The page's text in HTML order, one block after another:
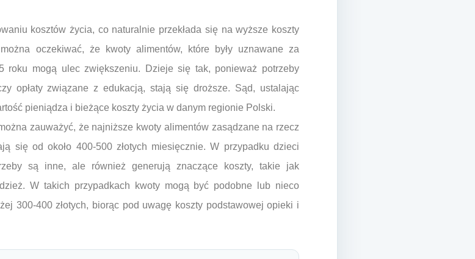
kosztów życia, co naturalnie przekłada się na wyższe koszty
oczekiwać, że kwoty alimentów, które były uznawane za
roku mogą ulec zwiększeniu. Dzieje się tak, ponieważ potrzeby
opłaty związane z edukacją, stają się droższe. Sąd, ustalając
pieniądza i bieżące koszty życia w danym regionie Polski.
zauważyć, że najniższe kwoty alimentów zasądzane na rzecz
się od około 400-500 złotych miesięcznie. W przypadku dzieci
są inne, ale również generują znaczące koszty, takie jak
W takich przypadkach kwoty mogą być podobne lub nieco
300-400 złotych, biorąc pod uwagę koszty podstawowej opieki i